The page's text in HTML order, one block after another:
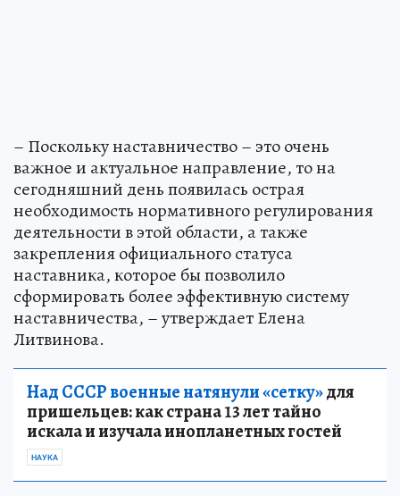
– Поскольку наставничество – это очень
важное и актуальное направление, то на
сегодняшний день появилась острая
необходимость нормативного регулирования
деятельности в этой области, а также
закрепления официального статуса
наставника, которое бы позволило
сформировать более эффективную систему
наставничества, – утверждает Елена
Литвинова.
Над СССР военные натянули «сетку»для
пришельцев: как страна 13 лет тайно
искала и изучала инопланетных гостей
НАУКА